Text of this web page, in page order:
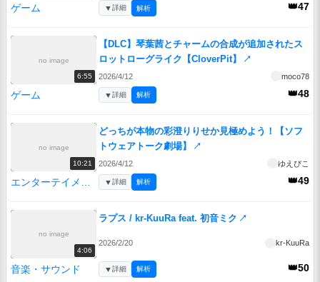
ゲーム 👑47
▼詳細 解析
no image
6:55
【DLC】琴葉茜とチャームの合成が追加されたス
ロットローグライク【CloverPit】
↗
2026/4/12 moco78
ゲーム 👑48
▼詳細 解析
no image
10:21
どっちが本物の彩澄りりせか見極めよう！【ソフ
トウェアトーク劇場】
↗
2026/4/12 ゆえぴこ
👑49
▼詳細 解析
no image
4:06
ラプス / kr-KuuRa feat. 初音ミク ↗
2026/2/20 kr-KuuRa
音楽・サウンド 👑50
▼詳細 解析